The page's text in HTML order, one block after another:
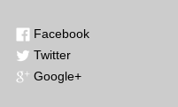
Facebook
Twitter
Google+